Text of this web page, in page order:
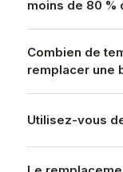
moins de 80 %
Combien de
remplacer une
Utilisez-vous